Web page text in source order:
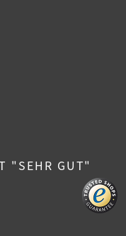
"SEHR GUT"